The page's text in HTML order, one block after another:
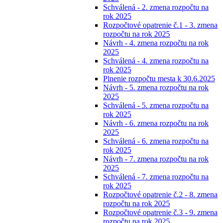
Schválená - 2. zmena rozpočtu na
rok 2025
Rozpočtové opatrenie č.1 - 3. zmena
rozpočtu na rok 2025
Návrh - 4. zmena rozpočtu na rok
2025
Schválená - 4. zmena rozpočtu na
rok 2025
Plnenie rozpočtu mesta k 30.6.2025
Návrh - 5. zmena rozpočtu na rok
2025
Schválená - 5. zmena rozpočtu na
rok 2025
Návrh - 6. zmena rozpočtu na rok
2025
Schválená - 6. zmena rozpočtu na
rok 2025
Návrh - 7. zmena rozpočtu na rok
2025
Schválená - 7. zmena rozpočtu na
rok 2025
Rozpočtové opatrenie č.2 - 8. zmena
rozpočtu na rok 2025
Rozpočtové opatrenie č.3 - 9. zmena
rozpočtu na rok 2025